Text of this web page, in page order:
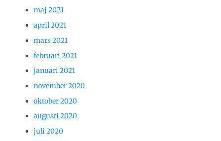
maj 2021
april 2021
mars 2021
februari 2021
januari 2021
november 2020
oktober 2020
augusti 2020
juli 2020